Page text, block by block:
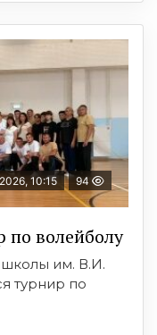
10:15 94
по волейболу
школы им. В.И.
турнир по